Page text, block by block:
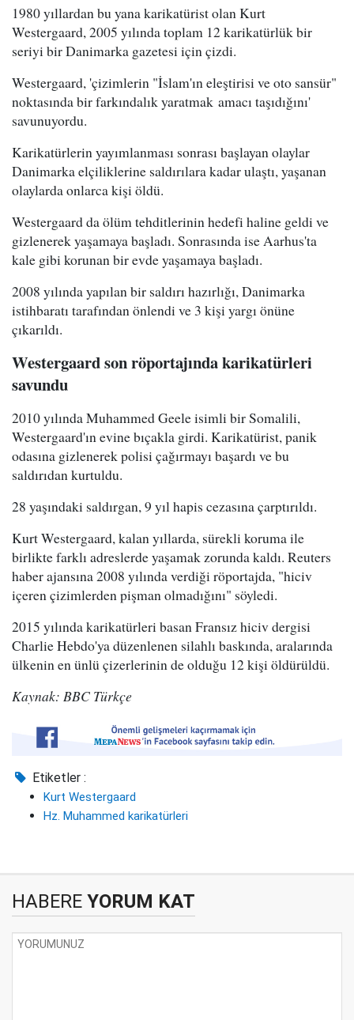
1980 yıllardan bu yana karikatürist olan Kurt
Westergaard, 2005 yılında toplam 12 karikatürlük bir
seriyi bir Danimarka gazetesi için çizdi.
Westergaard, 'çizimlerin "İslam'ın eleştirisi ve oto sansür"
noktasında bir farkındalık yaratmak amacı taşıdığını'
savunuyordu.
Karikatürlerin yayımlanması sonrası başlayan olaylar
Danimarka elçiliklerine saldırılara kadar ulaştı, yaşanan
olaylarda onlarca kişi öldü.
Westergaard da ölüm tehditlerinin hedefi haline geldi ve
gizlenerek yaşamaya başladı. Sonrasında ise Aarhus'ta
kale gibi korunan bir evde yaşamaya başladı.
2008 yılında yapılan bir saldırı hazırlığı, Danimarka
istihbaratı tarafından önlendi ve 3 kişi yargı önüne
çıkarıldı.
Westergaard son röportajında karikatürleri
savundu
2010 yılında Muhammed Geele isimli bir Somalili,
Westergaard'ın evine bıçakla girdi. Karikatürist, panik
odasına gizlenerek polisi çağırmayı başardı ve bu
saldırıdan kurtuldu.
28 yaşındaki saldırgan, 9 yıl hapis cezasına çarptırıldı.
Kurt Westergaard, kalan yıllarda, sürekli koruma ile
birlikte farklı adreslerde yaşamak zorunda kaldı. Reuters
haber ajansına 2008 yılında verdiği röportajda, "hiciv
içeren çizimlerden pişman olmadığını" söyledi.
2015 yılında karikatürleri basan Fransız hiciv dergisi
Charlie Hebdo'ya düzenlenen silahlı baskında, aralarında
ülkenin en ünlü çizerlerinin de olduğu 12 kişi öldürüldü.
Kaynak: BBC Türkçe
Etiketler :
Kurt Westergaard
Hz. Muhammed karikatürleri
HABERE YORUM KAT